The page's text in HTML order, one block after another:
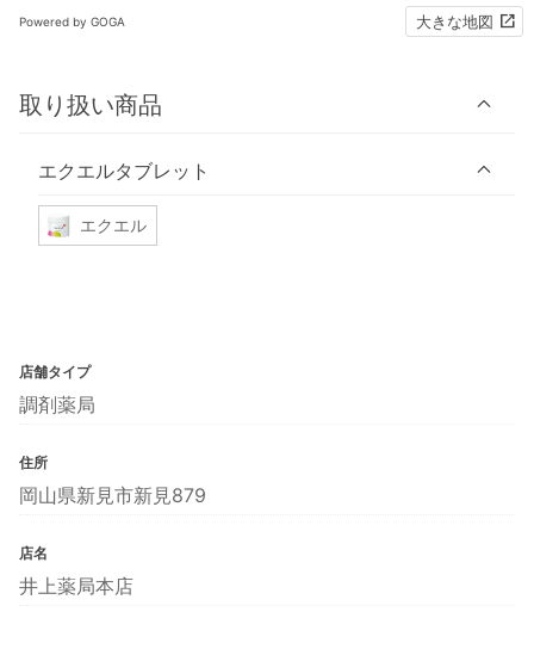
Powered by GOGA 大きな地図
取り扱い商品
エクエルタブレット
エクエル
店舗タイプ
調剤薬局
住所
岡山県新見市新見879
店名
井上薬局本店